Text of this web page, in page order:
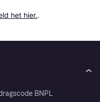
het hier..
BNPL